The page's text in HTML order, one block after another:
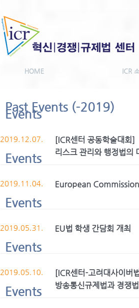
HOME ICR
Past Events (-2019)
Events
2019.12.07.
[ICR센터 공동학술대회]
리스크 관리와 행정법의
Events
2019.11.04. European Commission
Events
2019.05.31. EU법 학생 간담회 개최
Events
2019.05.10.
[ICR센터-고려대사이버
방송통신규제법과 경쟁
Events